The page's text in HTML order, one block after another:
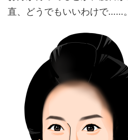
直、どうでもいいわけで……。